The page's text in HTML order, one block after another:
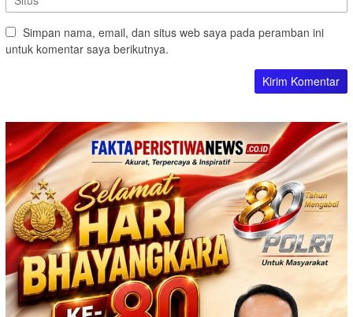
Simpan nama, email, dan situs web saya pada peramban ini
untuk komentar saya berikutnya.